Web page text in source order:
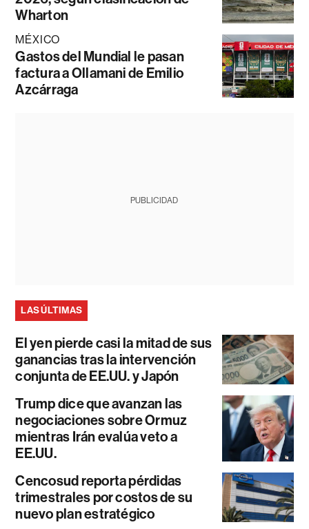
Wharton
MÉXICO
Gastos del Mundial le pasan
factura a Ollamani de Emilio
Azcárraga
PUBLICIDAD
LAS ÚLTIMAS
El yen pierde casi la mitad de sus
ganancias tras la intervención
conjunta de EE.UU. y Japón
Trump dice que avanzan las
negociaciones sobre Ormuz
mientras Irán evalúa veto a
EE.UU.
Cencosud reporta pérdidas
trimestrales por costos de su
nuevo plan estratégico